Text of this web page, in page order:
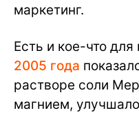
маркетинг.
Есть и кое-что для
2005 года
растворе соли
магнием,